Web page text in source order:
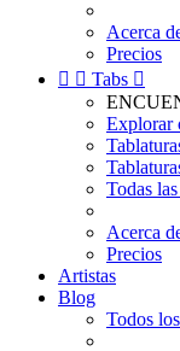
Acerca
Precios
  Tabs 
Explorar
Todas
Acerca
Precios
Artistas
Blog
Todos